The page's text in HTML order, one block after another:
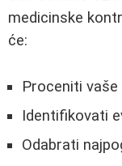
medicinske
će:
Proceniti
Identifikovati
Odabrati